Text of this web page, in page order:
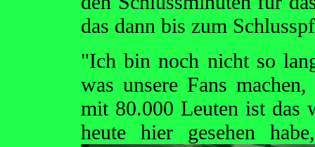
das dann bis zum
"Ich bin noch nicht so
was unsere Fans
mit 80.000 Leuten ist das
heute hier gesehen